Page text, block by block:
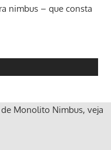
nimbus – que consta
Monolito Nimbus, veja